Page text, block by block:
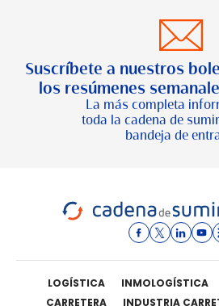
Suscríbete a nuestros
los resúmenes
La más completa
toda la cadena de
bandeja de
LOGÍSTICA INMOLOGÍSTICA
CARRETERA
INDUSTRIA